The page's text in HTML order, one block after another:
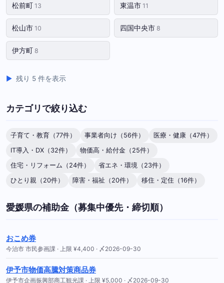
松前町 13 東温市 11
松山市 10 四国中央市 8
伊方町 8
残り 5 件を表示
カテゴリで絞り込む
子育て・教育（77件） 事業者向け（56件）
医療・健康（47件）
IT導入・DX（32件）
物価高・給付金（25件）
住宅・リフォーム（24件）
省エネ・環境（23件）
ひとり親（20件）
障害・福祉（20件） 移住・定住（16件）
愛媛県の補助金（募集中優先・締切順）
おこめ券
今治市 市民参画課 · 上限 ¥4,400 · 〆2026-09-30
伊予市物価高騰対策商品券
伊予市企画振興部商工観光課 · 上限 ¥5,000 · 〆2026-09-30